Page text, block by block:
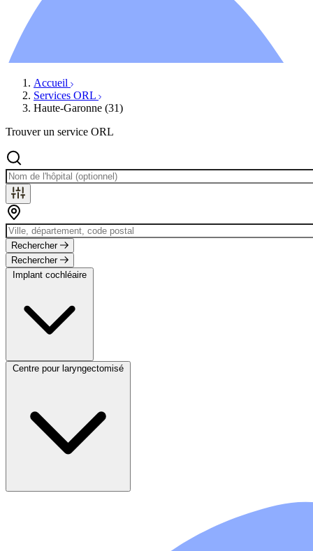
Évènements
Accueil
Services ORL
Haute-Garonne (31)
Trouver un service ORL
Rechercher
Rechercher
Implant cochléaire
Centre pour laryngectomisé